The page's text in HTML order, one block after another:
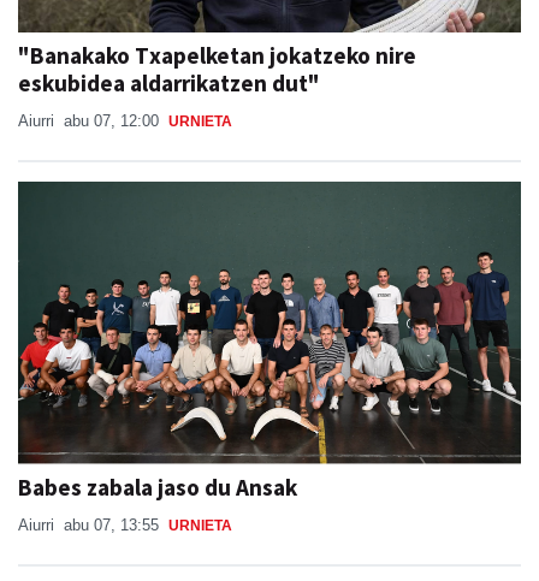
"Banakako Txapelketan jokatzeko nire
eskubidea aldarrikatzen dut"
Aiurri abu 07, 12:00 URNIETA
Babes zabala jaso du Ansak
Aiurri abu 07, 13:55 URNIETA